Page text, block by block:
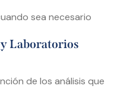
sea necesario
Laboratorios
de los análisis que